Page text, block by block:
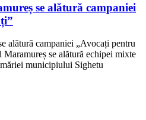
se alătură campaniei
alătură campaniei „Avocați pentru
se alătură echipei mixte
municipiului Sighetu